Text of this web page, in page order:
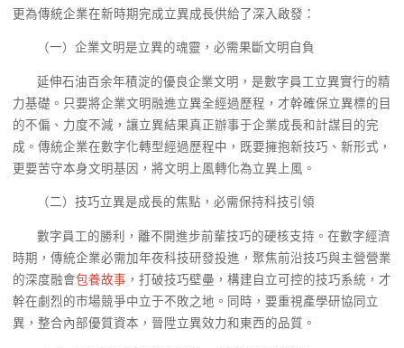
更為傳統企業在新時期完成立異成長供給了深入啟發：
（一）企業文明是立異的魂靈，必需果斷文明自負
延伸石油百余年積淀的優良企業文明，是數字員工立異實行的精
力基礎。只要將企業文明融進立異全經過歷程，才幹確保立異標的目
的不偏、力度不減，讓立異結果真正辦事于企業成長和計謀目的完
成。傳統企業在數字化轉型經過歷程中，既要擁抱新技巧、新形式，
更要苦守本身文明基因，將文明上風轉化為立異上風。
（二）技巧立異是成長的焦點，必需保持科技引領
數字員工的勝利，離不開進步前輩技巧的硬核支持。在數字經濟
時期，傳統企業必需加年夜科技研發投進，聚焦前沿技巧與主營營業
的深度融會包養故事 ，打破技巧壁壘，構建自立可控的技巧系統，才
幹在劇烈的市場競爭中立于不敗之地。同時，要重視產學研協同立
異，整合內部優質資本，晉陞立異效力和東西的品質。